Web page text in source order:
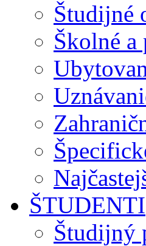
Študijné
Školné
ŠTUDENTI
Študijný